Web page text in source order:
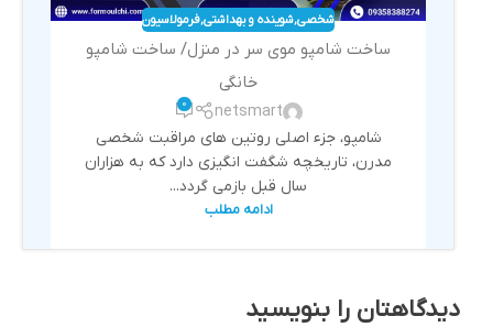
شخصی,شوینده و بهداشتی,فرمولاسیون
ساخت شامپو موی سر در منزل/ ساخت شامپو
خانگی
netsmart
0
شامپو، جزء اصلی روتین های مراقبت شخصی
مدرن، تاریخچه شگفت انگیزی دارد که به هزاران
سال قبل بازمی گردد...
ادامه مطلب
دیدگاهتان را بنویسید